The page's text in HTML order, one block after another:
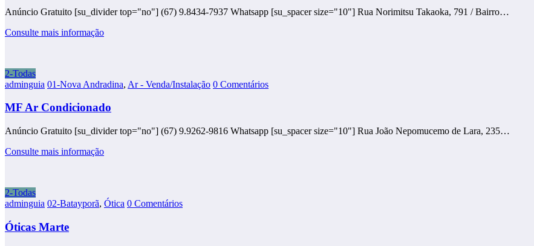
Anúncio Gratuito [su_divider top="no"] (67) 9.8434-7937 Whatsapp [su_spacer size="10"] Rua Norimitsu Takaoka, 791 / Bairro…
Consulte mais informação
2-Todas
adminguia 01-Nova Andradina, Ar - Venda/Instalação 0 Comentários
MF Ar Condicionado
Anúncio Gratuito [su_divider top="no"] (67) 9.9262-9816 Whatsapp [su_spacer size="10"] Rua João Nepomucemo de Lara, 235…
Consulte mais informação
2-Todas
adminguia 02-Batayporã, Ótica 0 Comentários
Óticas Marte